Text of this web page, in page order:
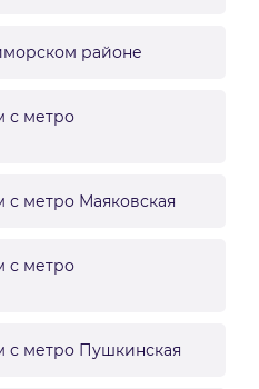
районе
с метро
с метро Маяковская
с метро
с метро Пушкинская